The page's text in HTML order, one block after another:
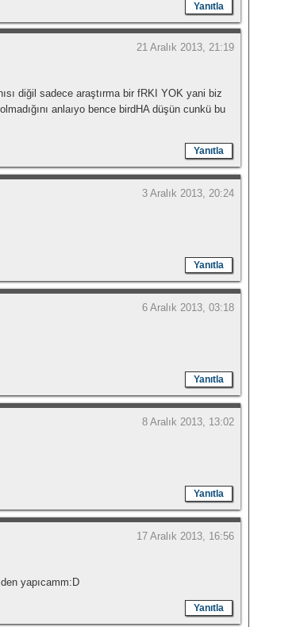
Yanıtla
21 Aralık 2013, 21:19
diğil sadece araştırma bir fRKI YOK yani biz
anlaıyo bence birdHA düşün cunkü bu
Yanıtla
3 Aralık 2013, 20:24
Yanıtla
6 Aralık 2013, 03:18
Yanıtla
8 Aralık 2013, 13:02
Yanıtla
17 Aralık 2013, 16:56
yapıcamm:D
Yanıtla